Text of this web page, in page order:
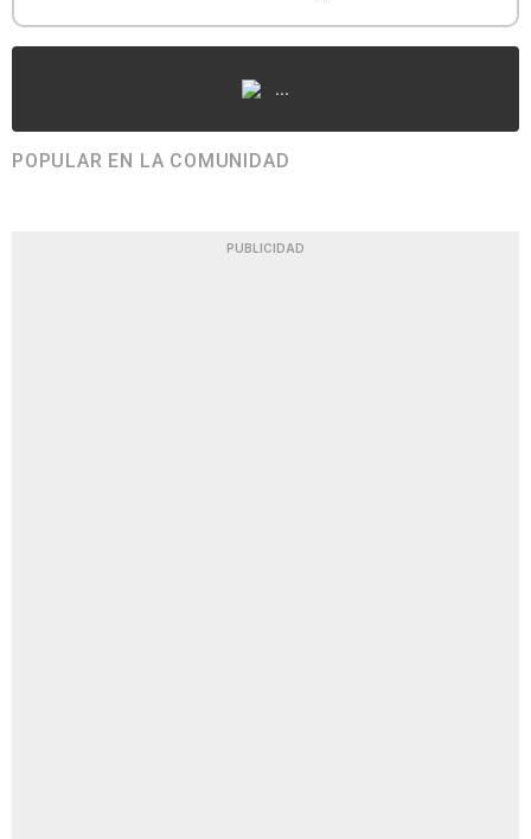
...
POPULAR EN LA COMUNIDAD
PUBLICIDAD